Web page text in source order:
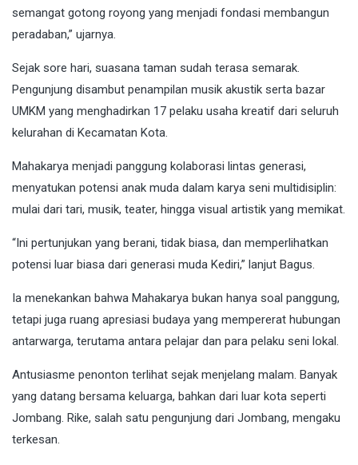
semangat gotong royong yang menjadi fondasi membangun
peradaban,” ujarnya.
Sejak sore hari, suasana taman sudah terasa semarak.
Pengunjung disambut penampilan musik akustik serta bazar
UMKM yang menghadirkan 17 pelaku usaha kreatif dari seluruh
kelurahan di Kecamatan Kota.
Mahakarya menjadi panggung kolaborasi lintas generasi,
menyatukan potensi anak muda dalam karya seni multidisiplin:
mulai dari tari, musik, teater, hingga visual artistik yang memikat.
“Ini pertunjukan yang berani, tidak biasa, dan memperlihatkan
potensi luar biasa dari generasi muda Kediri,” lanjut Bagus.
Ia menekankan bahwa Mahakarya bukan hanya soal panggung,
tetapi juga ruang apresiasi budaya yang mempererat hubungan
antarwarga, terutama antara pelajar dan para pelaku seni lokal.
Antusiasme penonton terlihat sejak menjelang malam. Banyak
yang datang bersama keluarga, bahkan dari luar kota seperti
Jombang. Rike, salah satu pengunjung dari Jombang, mengaku
terkesan.